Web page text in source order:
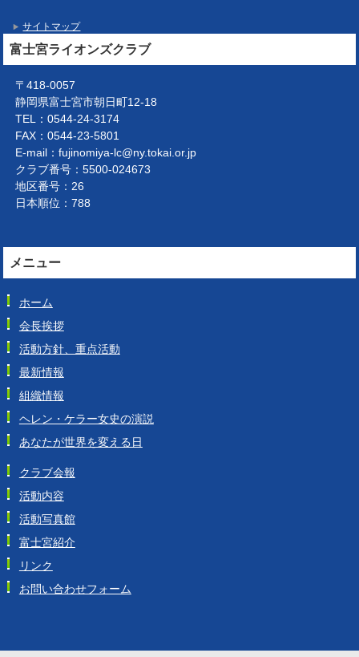
サイトマップ
富士宮ライオンズクラブ
〒418-0057
静岡県富士宮市朝日町12-18
TEL：0544-24-3174
FAX：0544-23-5801
E-mail：fujinomiya-lc@ny.tokai.or.jp
クラブ番号：5500-024673
地区番号：26
日本順位：788
メニュー
ホーム
会長挨拶
活動方針、重点活動
最新情報
組織情報
ヘレン・ケラー女史の演説
あなたが世界を変える日
クラブ会報
活動内容
活動写真館
富士宮紹介
リンク
お問い合わせフォーム